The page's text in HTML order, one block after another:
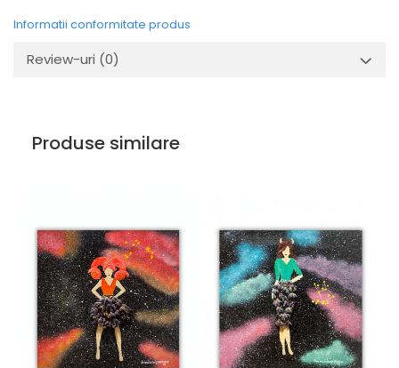
Informatii conformitate produs
Review-uri (0)
Produse similare